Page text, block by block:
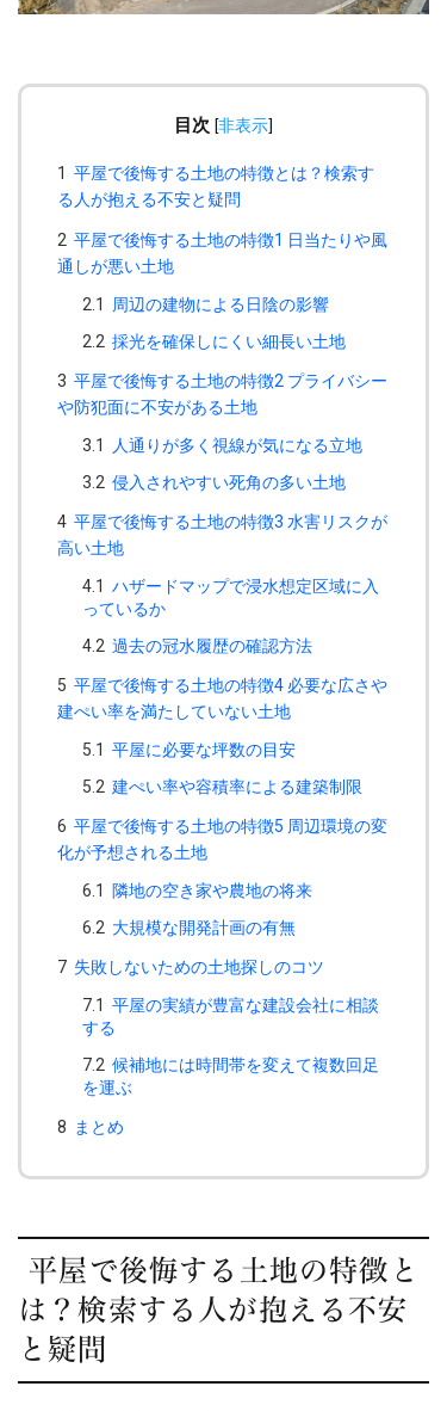
目次 [非表示]
1 平屋で後悔する土地の特徴とは？検索す
る人が抱える不安と疑問
2 平屋で後悔する土地の特徴1 日当たりや風
通しが悪い土地
2.1
周辺の建物による日陰の影響
2.2 採光を確保しにくい細長い土地
3 平屋で後悔する土地の特徴2 プライバシー
や防犯面に不安がある土地
3.1
人通りが多く視線が気になる立地
3.2 侵入されやすい死角の多い土地
4 平屋で後悔する土地の特徴3 水害リスクが
高い土地
4.1 ハザードマップで浸水想定区域に入
っているか
4.2 過去の冠水履歴の確認方法
5 平屋で後悔する土地の特徴4 必要な広さや
建ぺい率を満たしていない土地
5.1 平屋に必要な坪数の目安
5.2 建ぺい率や容積率による建築制限
6 平屋で後悔する土地の特徴5 周辺環境の変
化が予想される土地
6.1
隣地の空き家や農地の将来
6.2 大規模な開発計画の有無
7 失敗しないための土地探しのコツ
7.1 平屋の実績が豊富な建設会社に相談
する
7.2 候補地には時間帯を変えて複数回足
を運ぶ
8 まとめ
平屋で後悔する土地の特徴と
は？検索する人が抱える不安
と疑問